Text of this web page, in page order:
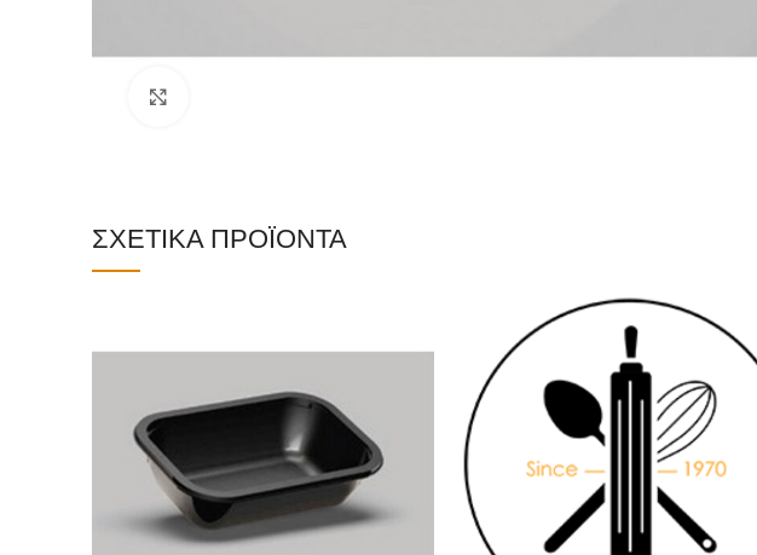
ΣΧΕΤΙΚΆ ΠΡΟΪΌΝΤΑ